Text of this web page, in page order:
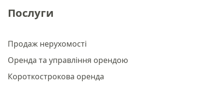
Послуги
Продаж нерухомості
Оренда та управління орендою
Короткострокова оренда